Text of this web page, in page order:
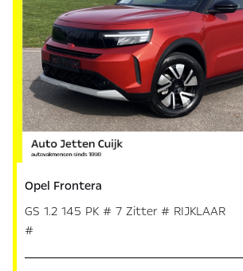
Opel Frontera
GS 1.2 145 PK # 7 Zitter # RIJKLAAR
#